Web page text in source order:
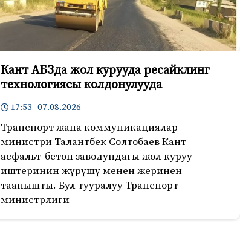
Кант АБЗда жол курууда ресайклинг
технологиясы колдонулууда
17:53 07.08.2026
Транспорт жана коммуникациялар
министри Талантбек Солтобаев Кант
асфальт-бетон заводундагы жол куруу
иштеринин жүрүшү менен жеринен
таанышты. Бул тууралуу Транспорт
министрлиги